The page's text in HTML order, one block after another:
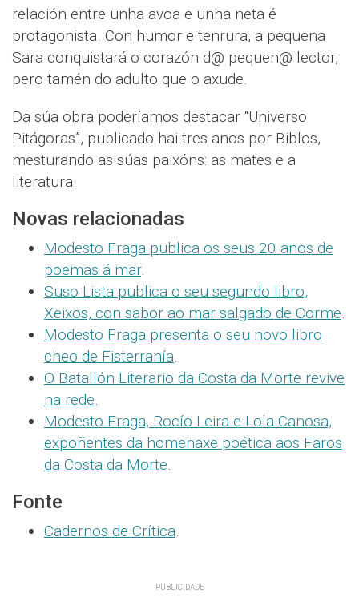
relación entre unha avoa e unha neta é
protagonista. Con humor e tenrura, a pequena
Sara conquistará o corazón d@ pequen@ lector,
pero tamén do adulto que o axude.
Da súa obra poderíamos destacar “Universo
Pitágoras”, publicado hai tres anos por Biblos,
mesturando as súas paixóns: as mates e a
literatura.
Novas relacionadas
Modesto Fraga publica os seus 20 anos de
poemas á mar.
Suso Lista publica o seu segundo libro,
Xeixos, con sabor ao mar salgado de Corme.
Modesto Fraga presenta o seu novo libro
cheo de Fisterranía.
O Batallón Literario da Costa da Morte revive
na rede.
Modesto Fraga, Rocío Leira e Lola Canosa,
expoñentes da homenaxe poética aos Faros
da Costa da Morte.
Fonte
Cadernos de Crítica.